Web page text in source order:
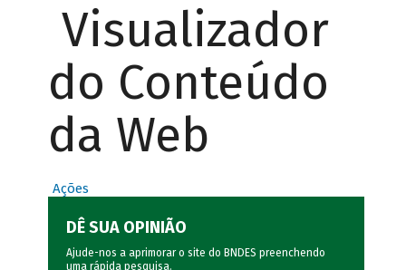
Visualizador
do Conteúdo
da Web
Ações
DÊ SUA OPINIÃO
Ajude-nos a aprimorar o site do BNDES preenchendo
uma rápida pesquisa.